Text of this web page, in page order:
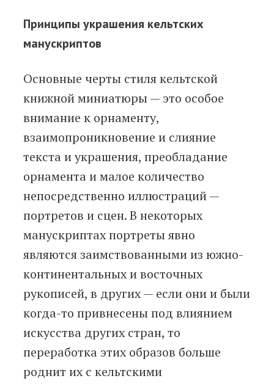
Принципы украшения кельтских
манускриптов
Основные черты стиля кельтской
книжной миниатюры — это особое
внимание к орнаменту,
взаимопроникновение и слияние
текста и украшения, преобладание
орнамента и малое количество
непосредственно иллюстраций —
портретов и сцен. В некоторых
манускриптах портреты явно
являются заимствованными из южно-
континентальных и восточных
рукописей, в других — если они и были
когда-то привнесены под влиянием
искусства других стран, то
переработка этих образов больше
роднит их с кельтскими